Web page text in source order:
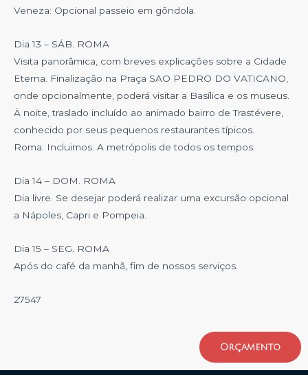
Veneza: Opcional passeio em gôndola.
Dia 13 – SÁB. ROMA
Visita panorâmica, com breves explicações sobre a Cidade
Eterna. Finalização na Praça SAO PEDRO DO VATICANO,
onde opcionalmente, poderá visitar a Basílica e os museus.
À noite, traslado incluído ao animado bairro de Trastévere,
conhecido por seus pequenos restaurantes típicos.
Roma: Incluimos: A metrópolis de todos os tempos.
Dia 14 – DOM. ROMA
Dia livre. Se desejar poderá realizar uma excursão opcional
a Nápoles, Capri e Pompeia.
Dia 15 – SEG. ROMA
Após do café da manhã, fim de nossos serviços.
27547
Orçamento